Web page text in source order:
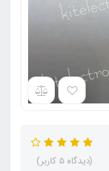
(دیدگاه 5 کاربر)